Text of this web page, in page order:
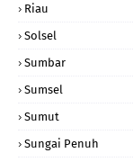
Riau
Solsel
Sumbar
Sumsel
Sumut
Sungai Penuh